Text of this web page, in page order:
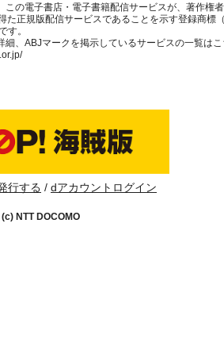
この電子書店・電子書籍配信サービスが、著作権
た正規版配信サービスであることを示す登録商標
す。
細、ABJマークを掲示しているサービスの一覧はこ
行する dアカウントログイン
(c) NTT DOCOMO